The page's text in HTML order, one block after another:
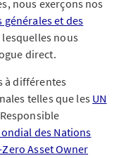
nous exerçons nos
générales et des
lesquelles nous
direct.
à différentes
telles que les UN
des Nations
Zero Asset Owner